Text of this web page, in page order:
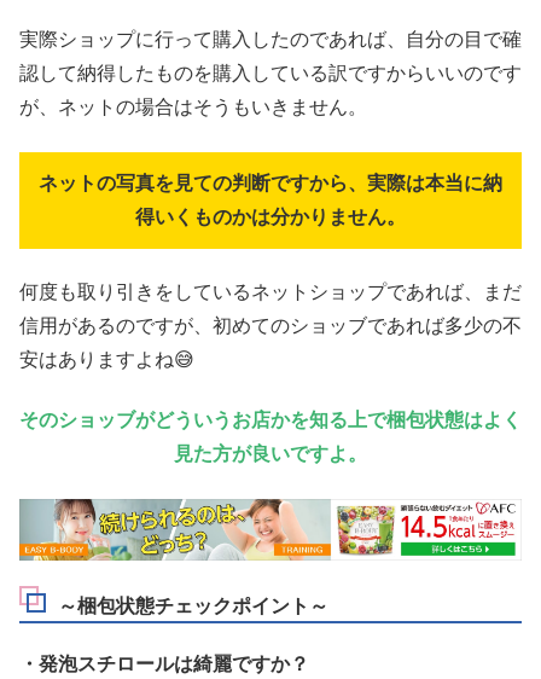
実際ショップに行って購入したのであれば、自分の目で確
認して納得したものを購入している訳ですからいいのです
が、ネットの場合はそうもいきません。
ネットの写真を見ての判断ですから、実際は本当に納
得いくものかは分かりません。
何度も取り引きをしているネットショップであれば、まだ
信用があるのですが、初めてのショッブであれば多少の不
安はありますよね😅
そのショッブがどういうお店かを知る上で梱包状態はよく
見た方が良いですよ。
～梱包状態チェックポイント～
・発泡スチロールは綺麗ですか？